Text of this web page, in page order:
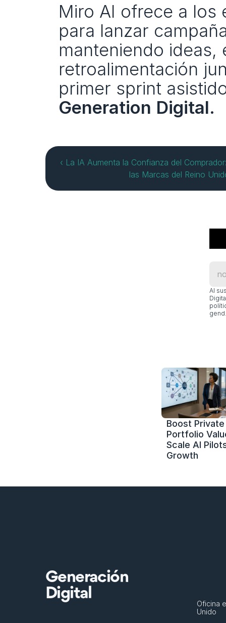
Miro AI ofrece a los
para lanzar
manteniendo
retroalimentación
primer sprint
Generation Digital.
‹ La IA Aumenta la Confianza del
las Marcas del Reino
Al
Boost
Portfolio
Scale AI
Growth
Generación
Digital
Oficina
Unido